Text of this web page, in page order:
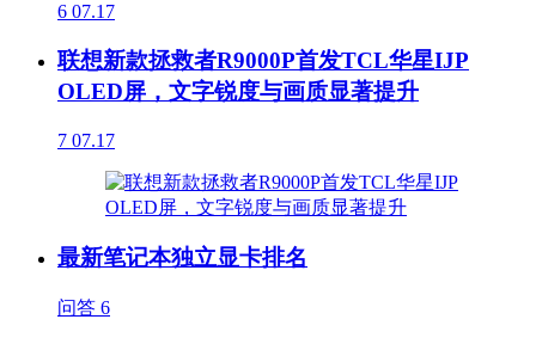
6 07.17
联想新款拯救者R9000P首发TCL华星IJP
OLED屏，文字锐度与画质显著提升
7 07.17
最新笔记本独立显卡排名
问答 6